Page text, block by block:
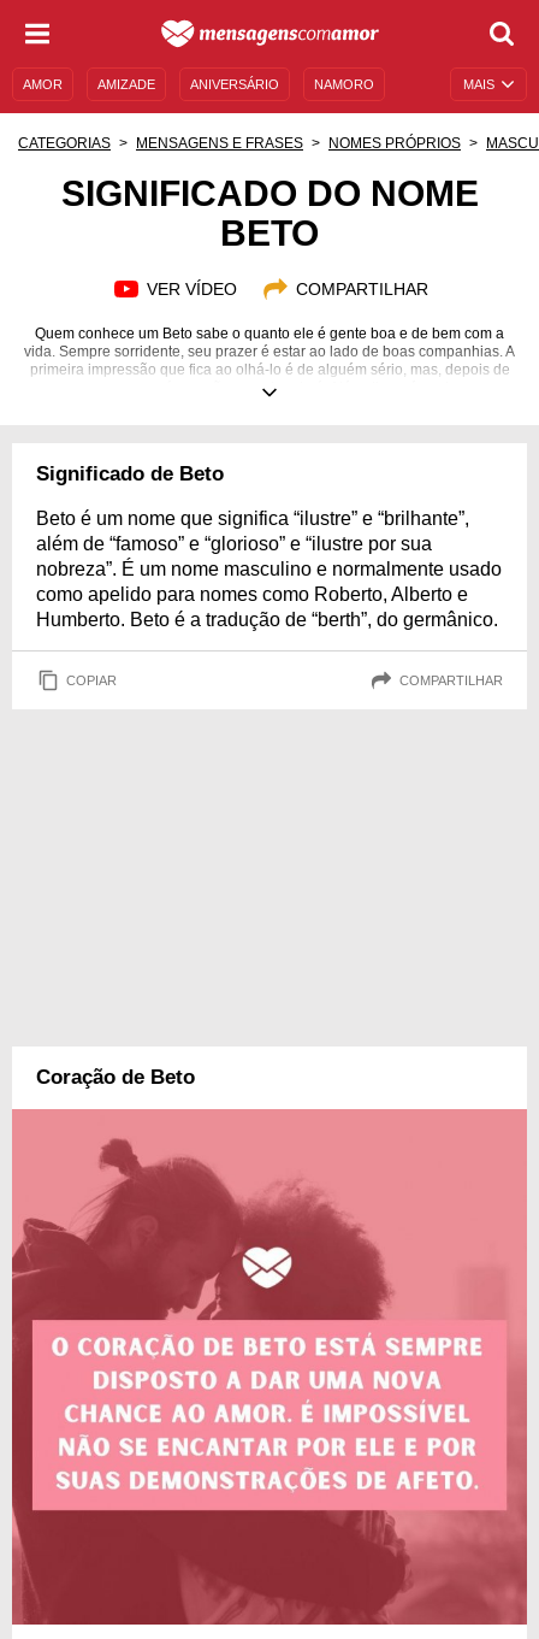
MAIS
AMOR AMIZADE ANIVERSÁRIO NAMORO
MENSAGENS DE ANIVERSÁRIO
CATEGORIAS MENSAGENS E FRASES NOMES PRÓPRIOS
SIGNIFICADO DO NOME
BETO
VER VÍDEO COMPARTILHAR
Quem conhece um Beto sabe o quanto ele é gente boa e de bem com a
vida. Sempre sorridente, seu prazer é estar ao lado de boas companhias. A
primeira impressão que fica ao olhá-lo é de alguém sério, mas, depois de
uma conversa, verás o quão parceiro ele é. Além disso, é um homem
companhia, que o tranquiliza e o deixa em paz. Gostou de saber sobre um
Significado de Beto
Beto é um nome que significa “ilustre” e “brilhante”,
além de “famoso” e “glorioso” e “ilustre por sua
nobreza”. É um nome masculino e normalmente usado
como apelido para nomes como Roberto, Alberto e
Humberto. Beto é a tradução de “berth”, do germânico.
COPIAR COMPARTILHAR
Coração de Beto